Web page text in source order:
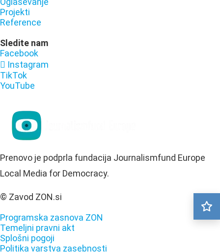
Projekti
Reference
Sledite nam
Facebook
Instagram
TikTok
YouTube
Prenovo je podprla fundacija Journalismfund Europe
Local Media for Democracy.
© Zavod ZON.si
Programska zasnova ZON
Temeljni pravni akt
Splošni pogoji
Politika varstva zasebnosti